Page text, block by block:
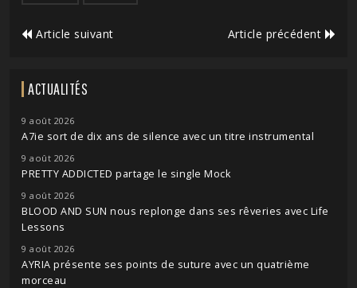
Article suivant Article précédent
ACTUALITÉS
9 août 2026
A7ie sort de dix ans de silence avec un titre instrumental
9 août 2026
PRETTY ADDICTED partage le single Mock
9 août 2026
BLOOD AND SUN nous replonge dans ses rêveries avec Life
Lessons
9 août 2026
AYRIA présente ses points de suture avec un quatrième
morceau